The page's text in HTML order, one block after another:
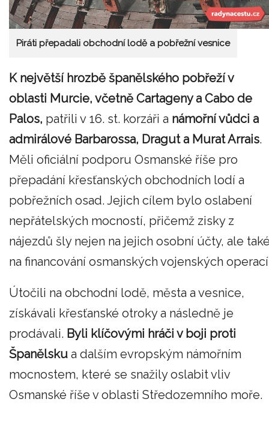
Piráti přepadali obchodní lodě a pobřežní vesnice
K největší hrozbě španělského pobřeží v
oblasti Murcie, včetně Cartageny a Cabo de
Palos, patřili v 16. st. korzáři a námořní vůdci a
admirálové Barbarossa, Dragut a Murat Arrais.
Měli oficiální podporu Osmanské říše pro
přepadání křesťanských obchodních lodí a
pobřežních osad. Jejich cílem bylo oslabení
nepřátelských mocností, přičemž zisky z
nájezdů šly nejen na jejich osobní účty, ale
na financování osmanských vojenských
Útočili na obchodní lodě, města a vesnice,
získávali křesťanské otroky a následně je
prodávali. Byli klíčovými hráči v boji proti
Španělsku a dalším evropským námořním
mocnostem, které se snažily oslabit vliv
Osmanské říše v oblasti Středozemního moře.